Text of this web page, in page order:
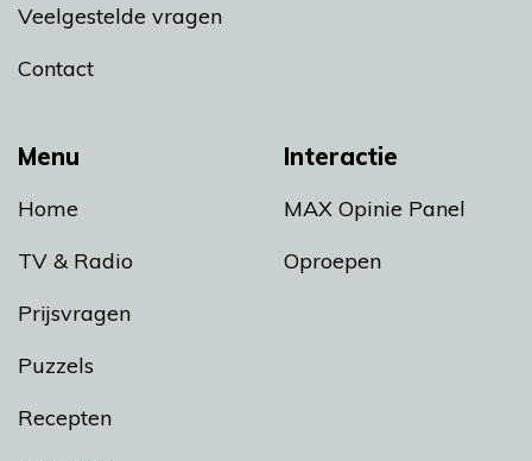
Menu
Home
TV & Radio
Prijsvragen
Puzzels
Recepten
Interactie
MAX Opinie Panel
Oproepen
Veelgestelde vragen
Contact